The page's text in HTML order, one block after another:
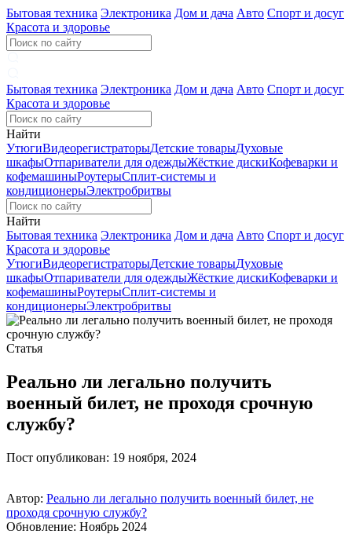
Бытовая техника Электроника Дом и дача Авто Спорт и досуг
Красота и здоровье
Бытовая техника Электроника Дом и дача Авто Спорт и досуг
Красота и здоровье
Найти
УтюгиВидеорегистраторыДетские товарыДуховые
шкафыОтпариватели для одеждыЖёсткие дискиКофеварки и
кофемашиныРоутерыСплит-системы и
кондиционерыЭлектробритвы
Найти
Бытовая техника Электроника Дом и дача Авто Спорт и досуг
Красота и здоровье
УтюгиВидеорегистраторыДетские товарыДуховые
шкафыОтпариватели для одеждыЖёсткие дискиКофеварки и
кофемашиныРоутерыСплит-системы и
кондиционерыЭлектробритвы
Статья
Реально ли легально получить
военный билет, не проходя срочную
службу?
Пост опубликован: 19 ноября, 2024
Автор: Реально ли легально получить военный билет, не
проходя срочную службу?
Обновление: Ноябрь 2024